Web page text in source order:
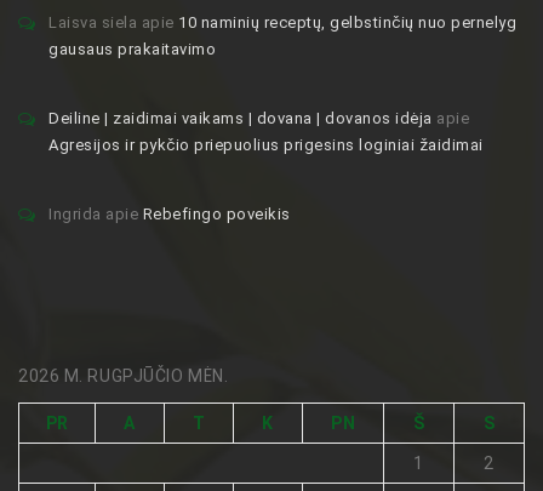
Laisva siela apie 10 naminių receptų, gelbstinčių nuo pernelyg
gausaus prakaitavimo
Deiline | zaidimai vaikams | dovana | dovanos idėja apie
Agresijos ir pykčio priepuolius prigesins loginiai žaidimai
Ingrida apie Rebefingo poveikis
2026 M. RUGPJŪČIO MĖN.
PR A T K PN Š S
1 2